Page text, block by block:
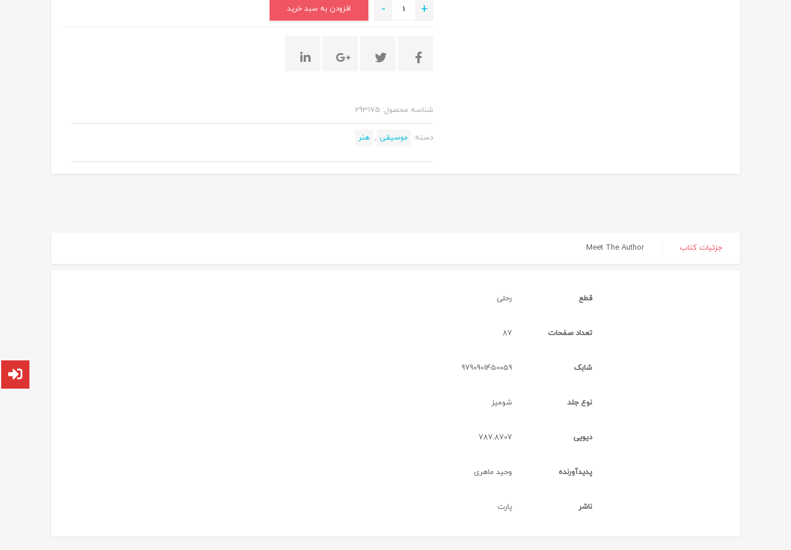
+
- افزودن به سبد خرید
شناسه محصول: 293175
دسته: موسیقی , هنر
جزئیات کتاب Meet The Author
قطع رحلی
تعداد صفحات 87
شابک 9790901450059
نوع جلد شوميز
دیویی 787.8707
پدیدآورنده وحید ماهری
ناشر پارت